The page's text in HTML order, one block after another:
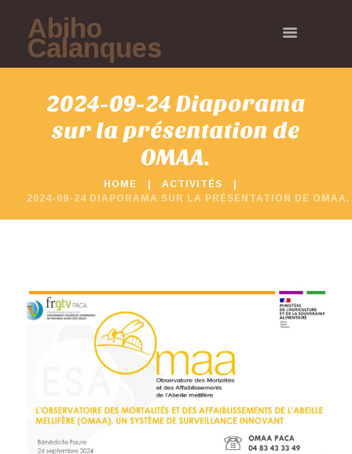
Abiho
Calanques
2024-09-24 Diaporama
sur la présentation de
OMAA.
HOME
ACTIVITÉS
2024-09-24 DIAPORAMA SUR LA PRÉSENTATION DE OMAA.